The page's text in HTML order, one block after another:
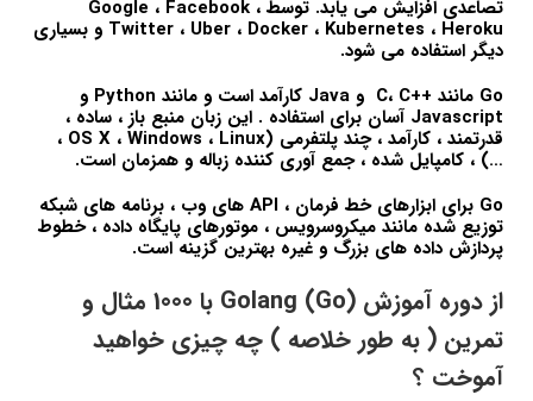
تصاعدی افزایش می یابد. توسط Google ، Facebook ،
Twitter ، Uber ، Docker ، Kubernetes ، Heroku و بسیاری
دیگر استفاده می شود.
Go مانند ++C، C و Java کارآمد است و مانند Python و
Javascript آسان برای استفاده . این زبان منبع باز ، ساده ،
قدرتمند ، کارآمد ، چند پلتفرمی (OS X ، Windows ، Linux ،
…) ، کامپایل شده ، جمع آوری کننده زباله و همزمان است.
Go برای ابزارهای خط فرمان ، API های وب ، برنامه های شبکه
توزیع شده مانند میکروسرویس ، موتورهای پایگاه داده ، خطوط
پردازش داده های بزرگ و غیره بهترین گزینه است.
از دوره آموزش (Golang (Go با 1000 مثال و
تمرین ( به طور خلاصه ) چه چیزی خواهید
آموخت ؟